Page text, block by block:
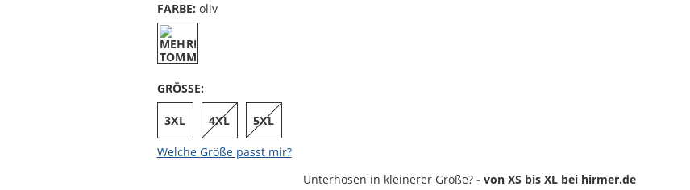
FARBE: oliv
GRÖSSE:
3XL 4XL 5XL
Welche Größe passt mir?
Unterhosen in kleinerer Größe? - von XS bis XL bei hirmer.de